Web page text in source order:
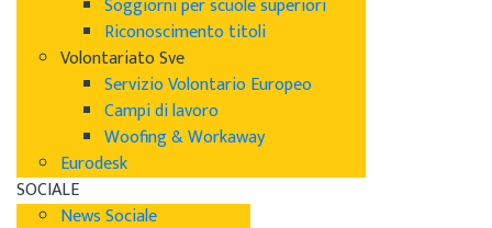
Soggiorni per scuole superiori
Riconoscimento titoli
Volontariato Sve
Servizio Volontario Europeo
Campi di lavoro
Woofing & Workaway
Eurodesk
SOCIALE
News Sociale